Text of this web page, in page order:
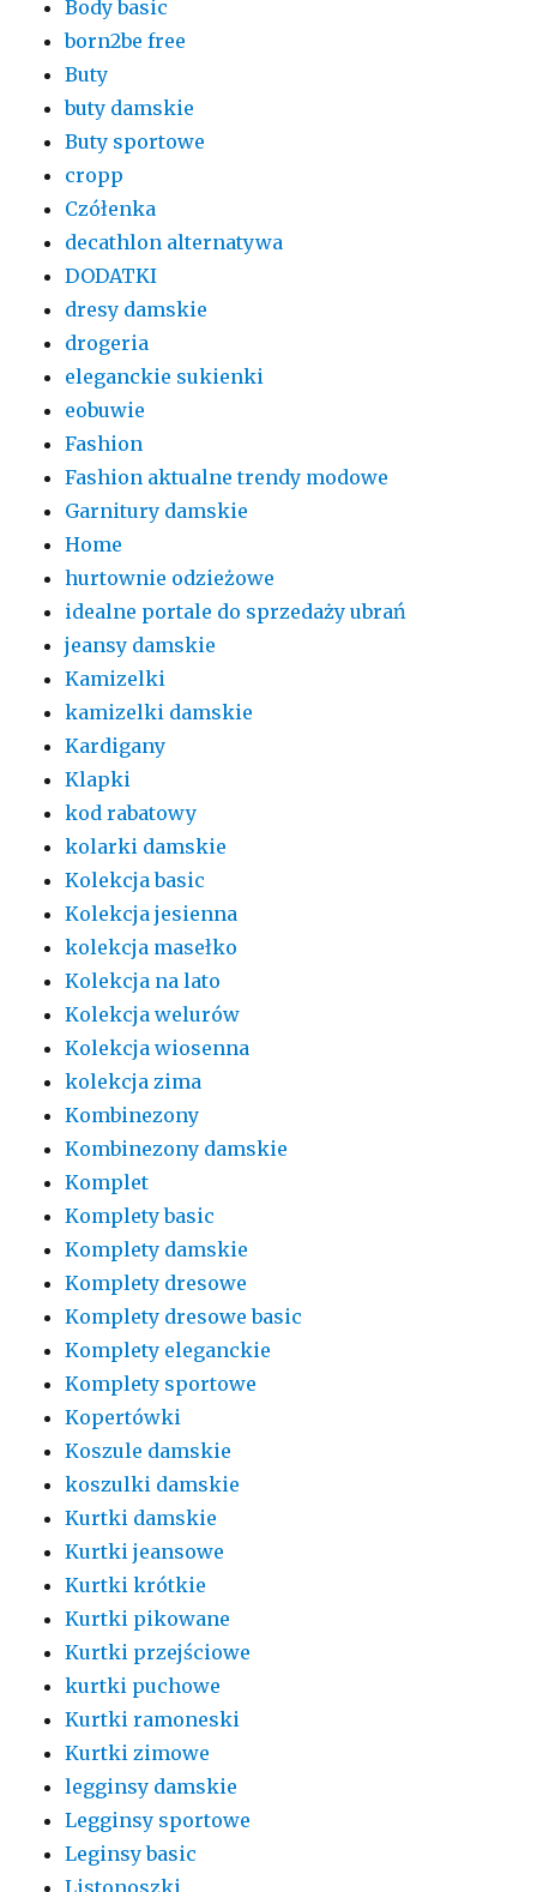
Body basic
born2be free
Buty
buty damskie
Buty sportowe
cropp
Czółenka
decathlon alternatywa
DODATKI
dresy damskie
drogeria
eleganckie sukienki
eobuwie
Fashion
Fashion aktualne trendy modowe
Garnitury damskie
Home
hurtownie odzieżowe
idealne portale do sprzedaży ubrań
jeansy damskie
Kamizelki
kamizelki damskie
Kardigany
Klapki
kod rabatowy
kolarki damskie
Kolekcja basic
Kolekcja jesienna
kolekcja masełko
Kolekcja na lato
Kolekcja welurów
Kolekcja wiosenna
kolekcja zima
Kombinezony
Kombinezony damskie
Komplet
Komplety basic
Komplety damskie
Komplety dresowe
Komplety dresowe basic
Komplety eleganckie
Komplety sportowe
Kopertówki
Koszule damskie
koszulki damskie
Kurtki damskie
Kurtki jeansowe
Kurtki krótkie
Kurtki pikowane
Kurtki przejściowe
kurtki puchowe
Kurtki ramoneski
Kurtki zimowe
legginsy damskie
Legginsy sportowe
Leginsy basic
Listonoszki